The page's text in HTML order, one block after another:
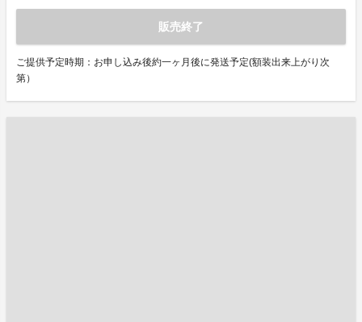
販売終了
ご提供予定時期：お申し込み後約一ヶ月後に発送予定(額装出来上がり次
第）